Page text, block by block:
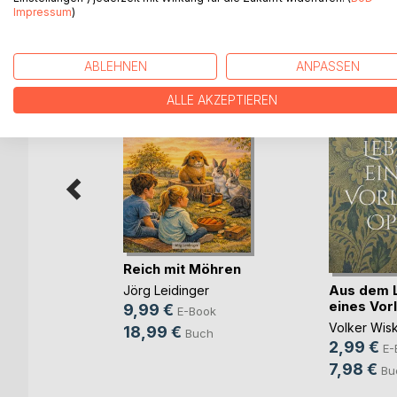
WEITERE TITEL BEI
Reich mit Möhren
Jörg Leidinger
9,99 € E-Book
18,99 € Buch
Aus dem
eines
Volker
2,99 €
7,98 €
Impressum)
ABLEHNEN ANPASSEN
ALLE AKZEPTIEREN